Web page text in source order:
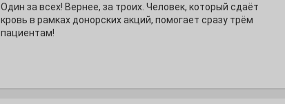
Один за всех! Вернее, за троих. Человек, который сдаёт
кровь в рамках донорских акций, помогает сразу трём
пациентам!